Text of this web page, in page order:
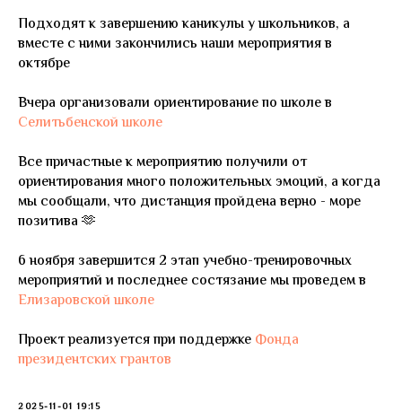
Подходят к завершению каникулы у школьников, а
вместе с ними закончились наши мероприятия в
октябре
Вчера организовали ориентирование по школе в
Селитьбенской школе
Все причастные к мероприятию получили от
ориентирования много положительных эмоций, а когда
мы сообщали, что дистанция пройдена верно - море
позитива 🫶
6 ноября завершится 2 этап учебно-тренировочных
мероприятий и последнее состязание мы проведем в
Елизаровской школе
Проект реализуется при поддержке Фонда
президентских грантов
2025-11-01 19:15